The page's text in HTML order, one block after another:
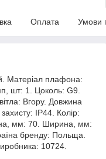
Оплата Умови
Матеріал плафона:
шт: 1. Цоколь: G9.
Вгору. Довжина
IP44. Колір:
мм: 70. Ширина, мм:
бренду: Польща.
10724.